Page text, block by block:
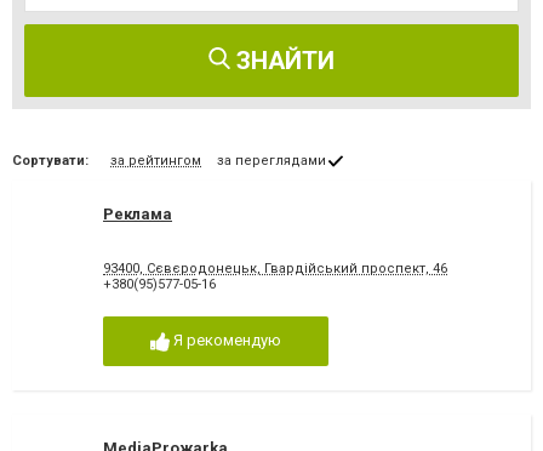
ЗНАЙТИ
Сортувати: за рейтингом за переглядами
Реклама
93400, Сєвєродонецьк, Гвардійський проспект, 46
+380(95)577-05-16
Я рекомендую